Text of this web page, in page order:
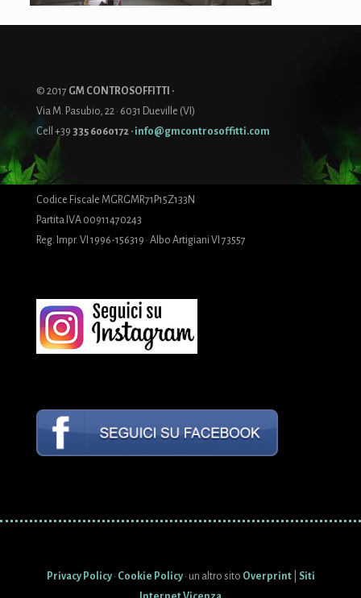
© 2017 GM CONTROSOFFITTI ·
Via M. Pasubio, 22 · 6031 Dueville (VI)
Cell +39 335 6060172 · info@gmcontrosoffitti.com
Codice Fiscale MGRGMR71P15Z133N
Partita IVA 00911470243
Reg. Impr. VI 1996-156319 · Albo Artigiani VI 73557
Privacy Policy · Cookie Policy · un altro sito Overprint|
Siti